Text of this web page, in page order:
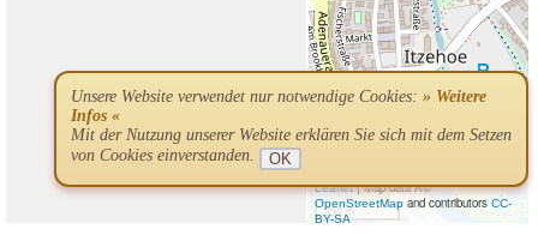
Unsere Website verwendet nur notwendige Cookies: » Weitere
Infos «
Mit der Nutzung unserer Website erklären Sie sich mit dem Setzen
von Cookies einverstanden.
OK